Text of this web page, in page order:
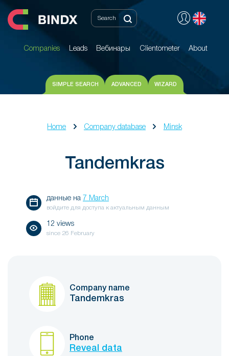
Companies Leads Вебинары Clientometer About
Companies Leads Вебинары Clientometer About
SIMPLE SEARCH ADVANCED WIZARD
Home Company database Minsk
Tandemkras
данные на 7 March
войдите для доступа к актуальным данным
12 views
since 26 February
Company name
Tandemkras
Phone
Reveal data